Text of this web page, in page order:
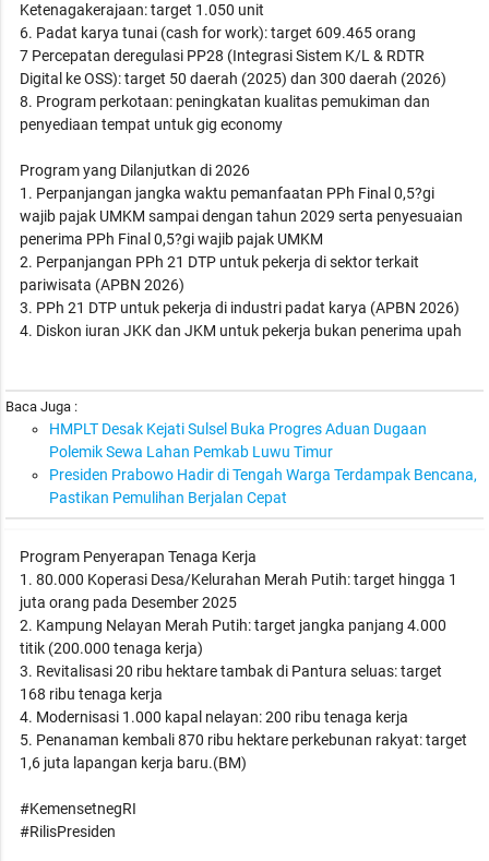
Ketenagakerajaan: target 1.050 unit
6. Padat karya tunai (cash for work): target 609.465 orang
7 Percepatan deregulasi PP28 (Integrasi Sistem K/L & RDTR
Digital ke OSS): target 50 daerah (2025) dan 300 daerah (2026)
8. Program perkotaan: peningkatan kualitas pemukiman dan
penyediaan tempat untuk gig economy
Program yang Dilanjutkan di 2026
1. Perpanjangan jangka waktu pemanfaatan PPh Final 0,5?gi
wajib pajak UMKM sampai dengan tahun 2029 serta penyesuaian
penerima PPh Final 0,5?gi wajib pajak UMKM
2. Perpanjangan PPh 21 DTP untuk pekerja di sektor terkait
pariwisata (APBN 2026)
3. PPh 21 DTP untuk pekerja di industri padat karya (APBN 2026)
4. Diskon iuran JKK dan JKM untuk pekerja bukan penerima upah
Baca Juga :
HMPLT Desak Kejati Sulsel Buka Progres Aduan Dugaan
Polemik Sewa Lahan Pemkab Luwu Timur
Presiden Prabowo Hadir di Tengah Warga Terdampak Bencana,
Pastikan Pemulihan Berjalan Cepat
Program Penyerapan Tenaga Kerja
1. 80.000 Koperasi Desa/Kelurahan Merah Putih: target hingga 1
juta orang pada Desember 2025
2. Kampung Nelayan Merah Putih: target jangka panjang 4.000
titik (200.000 tenaga kerja)
3. Revitalisasi 20 ribu hektare tambak di Pantura seluas: target
168 ribu tenaga kerja
4. Modernisasi 1.000 kapal nelayan: 200 ribu tenaga kerja
5. Penanaman kembali 870 ribu hektare perkebunan rakyat: target
1,6 juta lapangan kerja baru.(BM)
#KemensetnegRI
#RilisPresiden